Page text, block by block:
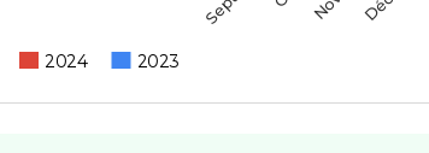
2024 2023